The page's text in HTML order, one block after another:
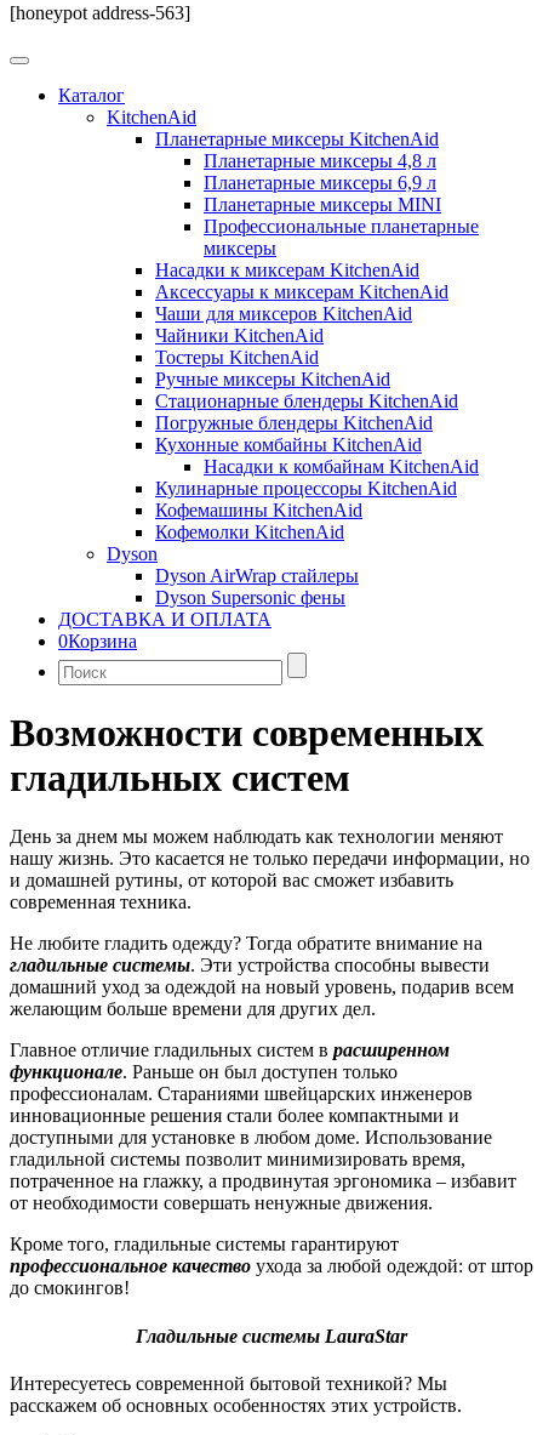
[honeypot address-563]
Каталог
KitchenAid
Планетарные миксеры KitchenAid
Планетарные миксеры 4,8 л
Планетарные миксеры 6,9 л
Планетарные миксеры MINI
Профессиональные планетарные
миксеры
Насадки к миксерам KitchenAid
Аксессуары к миксерам KitchenAid
Чаши для миксеров KitchenAid
Чайники KitchenAid
Тостеры KitchenAid
Ручные миксеры KitchenAid
Стационарные блендеры KitchenAid
Погружные блендеры KitchenAid
Кухонные комбайны KitchenAid
Насадки к комбайнам KitchenAid
Кулинарные процессоры KitchenAid
Кофемашины KitchenAid
Кофемолки KitchenAid
Dyson
Dyson AirWrap стайлеры
Dyson Supersonic фены
ДОСТАВКА И ОПЛАТА
0Корзина
Найти:
Возможности современных
гладильных систем
День за днем мы можем наблюдать как технологии меняют
нашу жизнь. Это касается не только передачи информации, но
и домашней рутины, от которой вас сможет избавить
современная техника.
Не любите гладить одежду? Тогда обратите внимание на
гладильные системы. Эти устройства способны вывести
домашний уход за одеждой на новый уровень, подарив всем
желающим больше времени для других дел.
Главное отличие гладильных систем в расширенном
функционале. Раньше он был доступен только
профессионалам. Стараниями швейцарских инженеров
инновационные решения стали более компактными и
доступными для установке в любом доме. Использование
гладильной системы позволит минимизировать время,
потраченное на глажку, а продвинутая эргономика – избавит
от необходимости совершать ненужные движения.
Кроме того, гладильные системы гарантируют
профессиональное качество ухода за любой одеждой: от штор
до смокингов!
Гладильные системы LauraStar
Интересуетесь современной бытовой техникой? Мы
расскажем об основных особенностях этих устройств.